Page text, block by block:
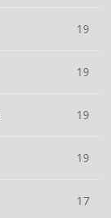
19
19
19
19
17